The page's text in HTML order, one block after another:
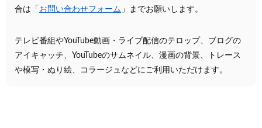
合は「 お問い合わせフォーム 」までお願いします。
テレビ番組やYouTube動画・ライブ配信のテロップ、ブログの
アイキャッチ、YouTubeのサムネイル、漫画の背景、トレース
や模写・ぬり絵、コラージュなどにご利用いただけます。